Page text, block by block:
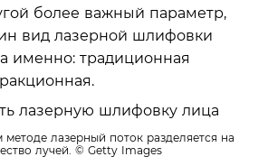
более важный параметр,
вид лазерной шлифовки
именно: традиционная
лазерный поток разделяется на
лучей. © Getty Images